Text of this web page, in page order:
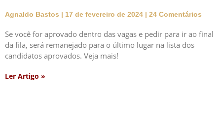
Agnaldo Bastos 17 de fevereiro de 2024 24 Comentários
Se você for aprovado dentro das vagas e pedir para ir ao final
da fila, será remanejado para o último lugar na lista dos
candidatos aprovados. Veja mais!
Ler Artigo »